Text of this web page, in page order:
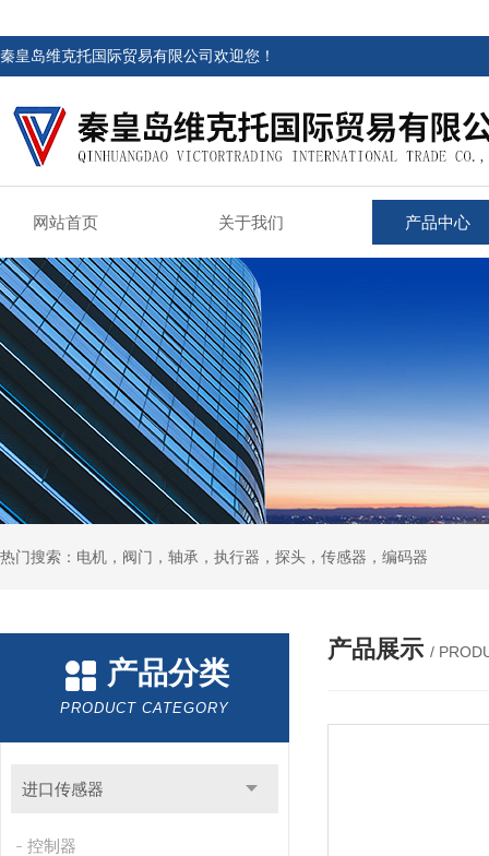
秦皇岛维克托国际贸易有限公司欢迎您！
网站首页 关于我们 产品中心
热门搜索：电机，阀门，轴承，执行器，探头，传感器，编码器
产品分类
PRODUCT CATEGORY
进口传感器
控制器
产品展示 /